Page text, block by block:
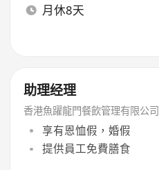
月休8天
助理经理
香港魚躍龍門餐飲管理有限公司
享有恩恤假，婚假
提供員工免費膳食